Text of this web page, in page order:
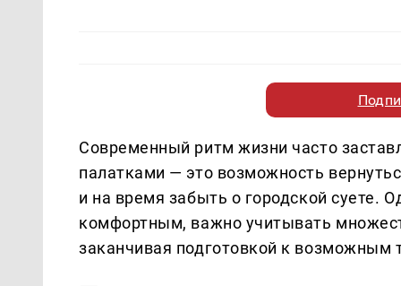
Современный ритм жизни часто
палатками — это возможность
и на время забыть о городской суете.
комфортным, важно учитывать
заканчивая подготовкой к возможным